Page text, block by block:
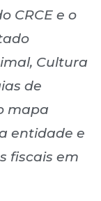
CRCE e o
Cultura
de
mapa
entidade e
fiscais em